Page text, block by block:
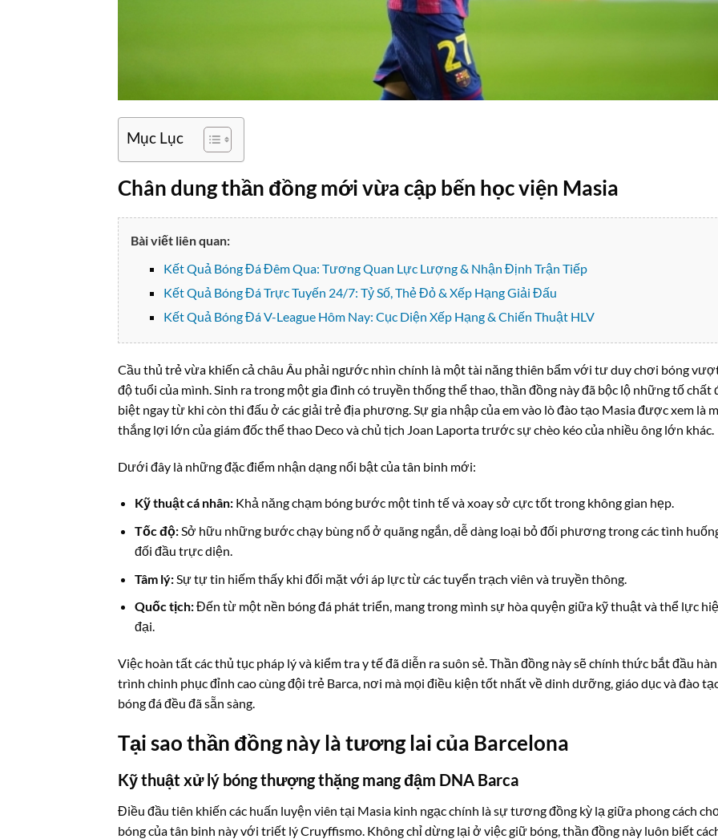
Mục Lục
Chân dung thần đồng mới vừa cập bến học viện Masia
Bài viết liên quan:
Kết Quả Bóng Đá Đêm Qua: Tương Quan Lực Lượng & Nhận Định Trận Tiếp
Kết Quả Bóng Đá Trực Tuyến 24/7: Tỷ Số, Thẻ Đỏ & Xếp Hạng Giải Đấu
Kết Quả Bóng Đá V-League Hôm Nay: Cục Diện Xếp Hạng & Chiến Thuật HLV
Cầu thủ trẻ vừa khiến cả châu Âu phải ngước nhìn chính là một tài năng thiên bẩm với tư duy chơi bóng
độ tuổi của mình. Sinh ra trong một gia đình có truyền thống thể thao, thần đồng này đã bộc lộ những tố chất
biệt ngay từ khi còn thi đấu ở các giải trẻ địa phương. Sự gia nhập của em vào lò đào tạo Masia được xem là
thắng lợi lớn của giám đốc thể thao Deco và chủ tịch Joan Laporta trước sự chèo kéo của nhiều ông lớn khác.
Dưới đây là những đặc điểm nhận dạng nổi bật của tân binh mới:
Kỹ thuật cá nhân:Khả năng chạm bóng bước một tinh tế và xoay sở cực tốt trong không gian hẹp.
Tốc độ:Sở hữu những bước chạy bùng nổ ở quãng ngắn, dễ dàng loại bỏ đối phương trong các tình
đối đầu trực diện.
Tâm lý:Sự tự tin hiếm thấy khi đối mặt với áp lực từ các tuyển trạch viên và truyền thông.
Quốc tịch:Đến từ một nền bóng đá phát triển, mang trong mình sự hòa quyện giữa kỹ thuật và thể lực
đại.
Việc hoàn tất các thủ tục pháp lý và kiểm tra y tế đã diễn ra suôn sẻ. Thần đồng này sẽ chính thức bắt đầu
trình chinh phục đỉnh cao cùng đội trẻ Barca, nơi mà mọi điều kiện tốt nhất về dinh dưỡng, giáo dục và đào
bóng đá đều đã sẵn sàng.
Tại sao thần đồng này là tương lai của Barcelona
Kỹ thuật xử lý bóng thượng thặng mang đậm DNA Barca
Điều đầu tiên khiến các huấn luyện viên tại Masia kinh ngạc chính là sự tương đồng kỳ lạ giữa phong cách
bóng của tân binh này với triết lý Cruyffismo. Không chỉ dừng lại ở việc giữ bóng, thần đồng này luôn biết